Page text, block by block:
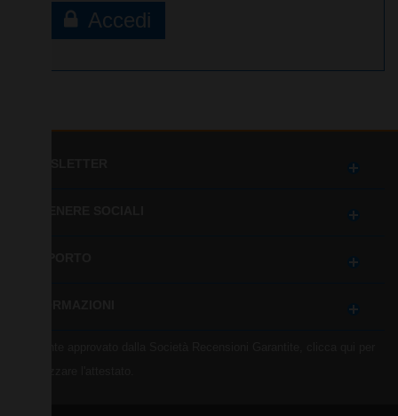
Accedi